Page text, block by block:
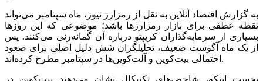
به گزارش اقتصاد آنلاین به نقل از رمزارز نیوز، ماه سپتامبر می‌تواند
نقطه عطفی برای بازار رمزارز‌ها باشد؛ موضوعی که این روز‌ها
بسیاری از سرمایه‌گذاران کریپتو درباره آن گمانه‌زنی می‌کنند. پس
از یک ماه آگوست ضعیف، تحلیلگران شش دلیل اصلی برای صعود
احتمالی بیت‌کوین و آلت‌کوین‌ها در سپتامبر مطرح کرده‌اند.
نخست اینکه، شاخص‌های تکنیکال نشان می‌دهند بیت‌کوین در